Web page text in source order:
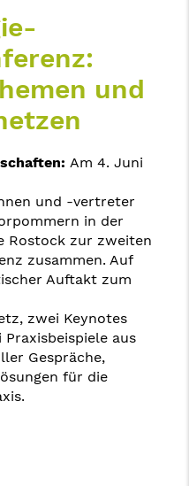
und
Am 4. Juni
und -vertreter
in der
Rostock zur zweiten
zusammen. Auf
Auftakt zum
zwei Keynotes
aus
Gespräche,
für die